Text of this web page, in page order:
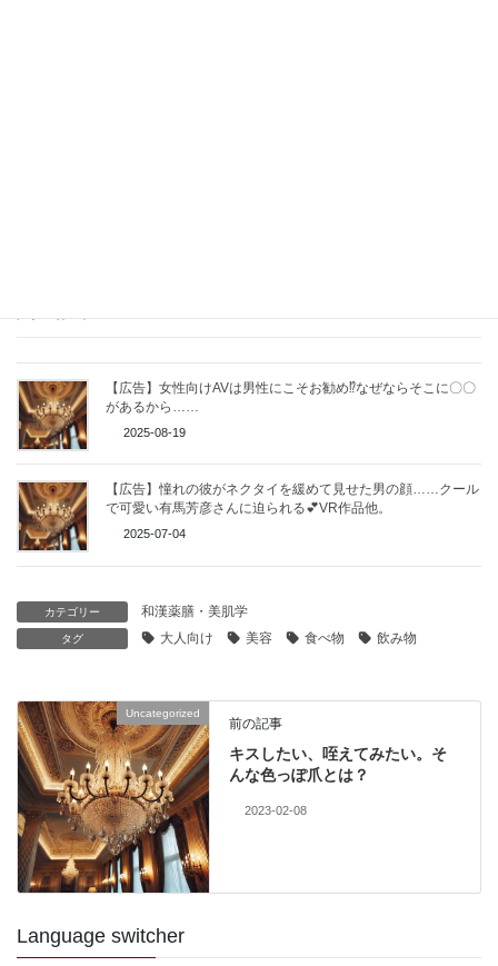
【広告】女性向けAVは男性にこそお勧め⁉なぜならそこに〇〇
があるから……
2025-08-19
【広告】憧れの彼がネクタイを緩めて見せた男の顔……クール
で可愛い有馬芳彦さんに迫られる💕VR作品他。
2025-07-04
カテゴリー 和漢薬膳・美肌学
タグ 大人向け 美容 食べ物 飲み物
Uncategorized
前の記事
キスしたい、咥えてみたい。そ
んな色っぽ爪とは？
2023-02-08
Language switcher